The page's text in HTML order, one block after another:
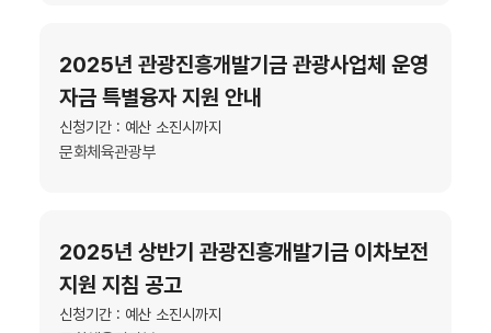
2025년 관광진흥개발기금 관광사업체 운영
자금 특별융자 지원 안내
신청기간 : 예산 소진시까지
문화체육관광부
2025년 상반기 관광진흥개발기금 이차보전
지원 지침 공고
신청기간 : 예산 소진시까지